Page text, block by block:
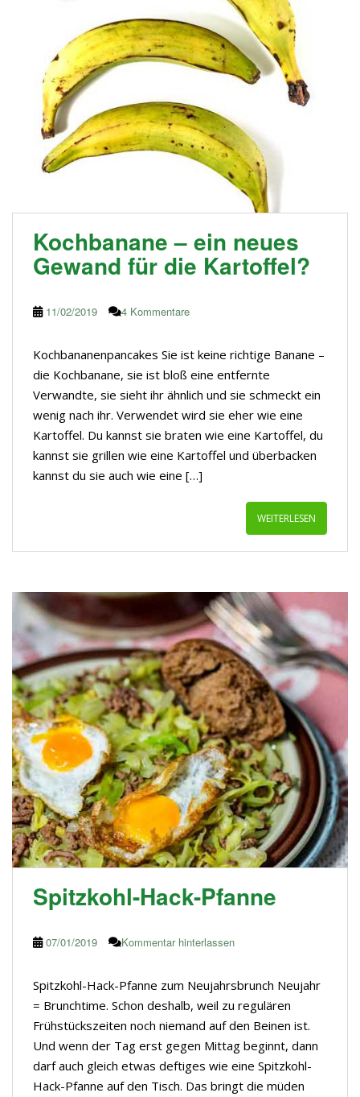
Kochbanane – ein neues
Gewand für die Kartoffel?
11/02/2019 4 Kommentare
Kochbananenpancakes Sie ist keine richtige Banane –
die Kochbanane, sie ist bloß eine entfernte
Verwandte, sie sieht ihr ähnlich und sie schmeckt ein
wenig nach ihr. Verwendet wird sie eher wie eine
Kartoffel. Du kannst sie braten wie eine Kartoffel, du
kannst sie grillen wie eine Kartoffel und überbacken
kannst du sie auch wie eine […]
WEITERLESEN
Spitzkohl-Hack-Pfanne
07/01/2019 Kommentar hinterlassen
Spitzkohl-Hack-Pfanne zum Neujahrsbrunch Neujahr
= Brunchtime. Schon deshalb, weil zu regulären
Frühstückszeiten noch niemand auf den Beinen ist.
Und wenn der Tag erst gegen Mittag beginnt, dann
darf auch gleich etwas deftiges wie eine Spitzkohl-
Hack-Pfanne auf den Tisch. Das bringt die müden